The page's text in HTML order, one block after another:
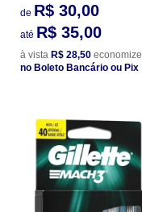
de R$ 30,00
até R$ 35,00
à vista R$ 28,50 economize
no Boleto Bancário ou Pix